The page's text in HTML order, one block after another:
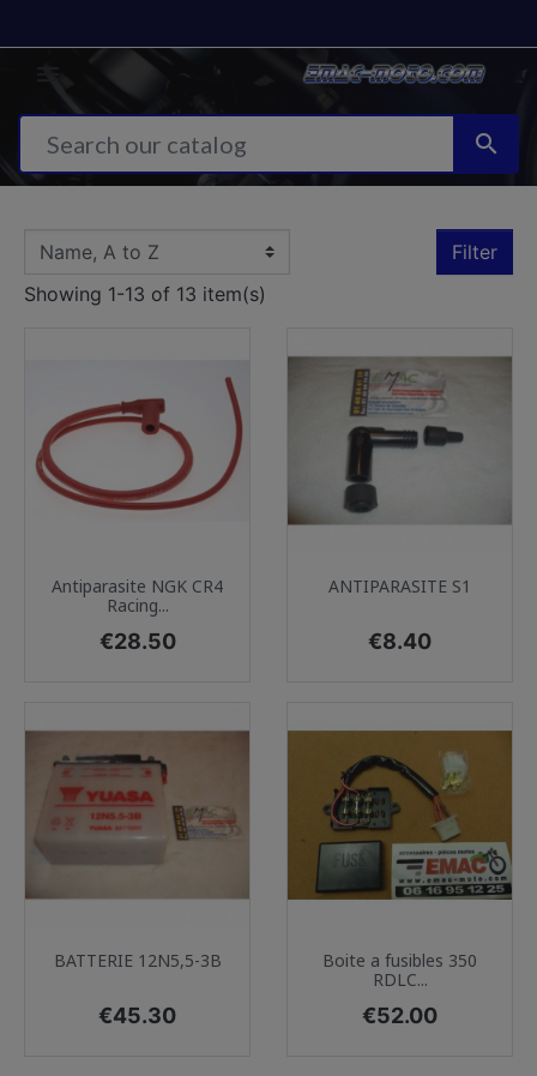

Filter
Showing 1-13 of 13 item(s)
Antiparasite NGK CR4
Racing...
Price
€28.50
ANTIPARASITE S1
Price
€8.40
BATTERIE 12N5,5-3B
Price
€45.30
Boite a fusibles 350
RDLC...
Price
€52.00